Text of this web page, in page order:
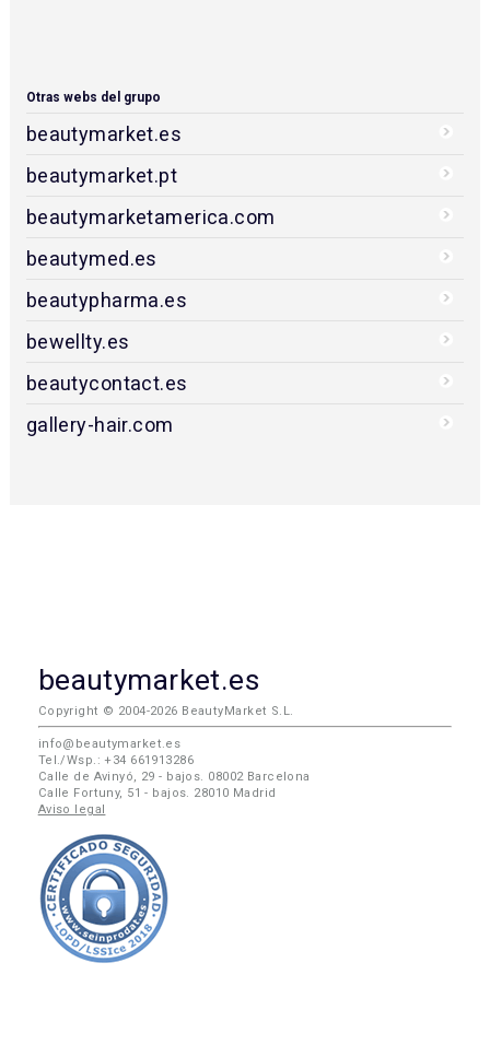
Otras webs del grupo
beautymarket.es
beautymarket.pt
beautymarketamerica.com
beautymed.es
beautypharma.es
bewellty.es
beautycontact.es
gallery-hair.com
beautymarket.es
Copyright © 2004-2026 BeautyMarket S.L.
info@beautymarket.es
Tel./Wsp.: +34 661913286
Calle de Avinyó, 29 - bajos. 08002 Barcelona
Calle Fortuny, 51 - bajos. 28010 Madrid
Aviso legal